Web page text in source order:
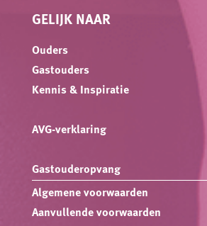
GELIJK NAAR
Ouders
Gastouders
Kennis & Inspiratie
AVG-verklaring
Gastouderopvang
Algemene voorwaarden
Aanvullende voorwaarden